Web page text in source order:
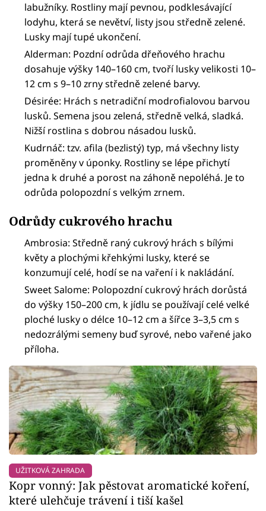
labužníky. Rostliny mají pevnou, podklesávající
lodyhu, která se nevětví, listy jsou středně zelené.
Lusky mají tupé ukončení.
Alderman: Pozdní odrůda dřeňového hrachu
dosahuje výšky 140–160 cm, tvoří lusky velikosti 10–
12 cm s 9–10 zrny středně zelené barvy.
Désirée: Hrách s netradiční modrofialovou barvou
lusků. Semena jsou zelená, středně velká, sladká.
Nižší rostlina s dobrou násadou lusků.
Kudrnáč: tzv. afila (bezlistý) typ, má všechny listy
proměněny v úponky. Rostliny se lépe přichytí
jedna k druhé a porost na záhoně nepoléhá. Je to
odrůda polopozdní s velkým zrnem.
Odrůdy cukrového hrachu
Ambrosia: Středně raný cukrový hrách s bílými
květy a plochými křehkými lusky, které se
konzumují celé, hodí se na vaření i k nakládání.
Sweet Salome: Polopozdní cukrový hrách dorůstá
do výšky 150–200 cm, k jídlu se používají celé velké
ploché lusky o délce 10–12 cm a šířce 3–3,5 cm s
nedozrálými semeny buď syrové, nebo vařené jako
příloha.
UŽITKOVÁ ZAHRADA
Kopr vonný: Jak pěstovat aromatické koření,
které ulehčuje trávení i tiší kašel